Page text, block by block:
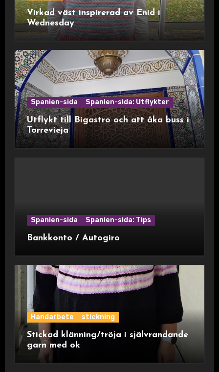
Virkad väst inspirerad av Enid i
Wednesday
Spanien-sida Spanien-sida: Utflykter
Utflykt till Bigastro och att åka buss i
Torrevieja
Spanien-sida Spanien-sida: Tips
Bankkonto / Autogiro
Handarbete stickning
Stickad klänning/tröja i självrandande
garn med ok